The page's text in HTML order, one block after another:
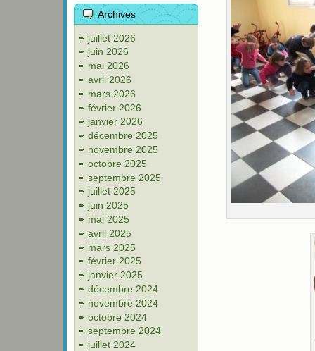
Archives
juillet 2026
juin 2026
mai 2026
avril 2026
mars 2026
février 2026
janvier 2026
décembre 2025
novembre 2025
octobre 2025
septembre 2025
juillet 2025
juin 2025
mai 2025
avril 2025
mars 2025
février 2025
janvier 2025
décembre 2024
novembre 2024
octobre 2024
septembre 2024
juillet 2024